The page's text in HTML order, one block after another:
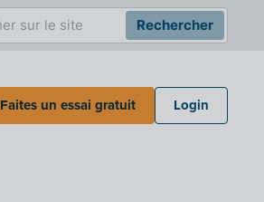
Rechercher
Faites un essai gratuit Login